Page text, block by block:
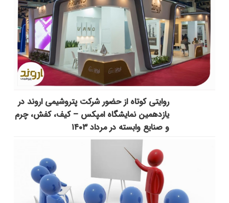
روایتی کوتاه از حضور شرکت پتروشیمی اروند در
یازدهمین نمایشگاه امپکس‌ – کیف، کفش، چرم
و صنایع وابسته در مرداد ۱۴۰۳